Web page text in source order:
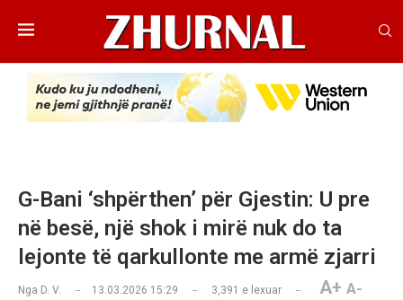
G-Bani ‘shpërthen’ për Gjestin: U pre
në besë, një shok i mirë nuk do ta
lejonte të qarkullonte me armë zjarri
Nga D. V. 13.03.2026 15:29 3,391 e lexuar A+ A-